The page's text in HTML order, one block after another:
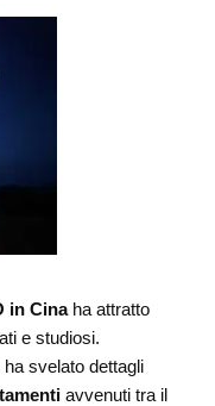
in Cinaha attratto
e studiosi.
ha svelato dettagli
avvenuti tra il